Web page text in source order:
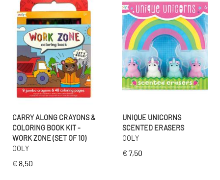
CARRY ALONG CRAYONS &
COLORING BOOK KIT -
WORK ZONE (SET OF 10)
OOLY
€ 8,50
UNIQUE UNICORNS
SCENTED ERASERS
OOLY
€ 7,50